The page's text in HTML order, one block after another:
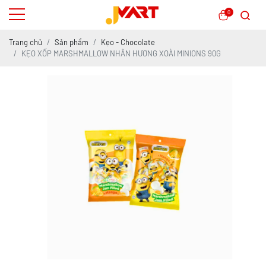
0
Trang chủ Sản phẩm
Kẹo - Chocolate
KẸO XỐP MARSHMALLOW NHÂN HƯƠNG XOÀI MINIONS 90G